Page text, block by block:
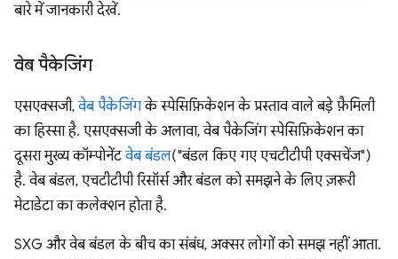
बारे में जानकारी देखें.
वेब पैकेजिंग
एसएक्सजी,वेब पैकेजिंगके स्पेसिफ़िकेशन के प्रस्ताव वाले बड़े फ़ैमिली
का हिस्सा है. एसएक्सजी के अलावा, वेब पैकेजिंग स्पेसिफ़िकेशन का
दूसरा मुख्य कॉम्पोनेंटवेब बंडल("बंडल किए गए एचटीटीपी एक्सचेंज")
है. वेब बंडल, एचटीटीपी रिसॉर्स और बंडल को समझने के लिए ज़रूरी
मेटाडेटा का कलेक्शन होता है.
SXG और वेब बंडल के बीच का संबंध, अक्सर लोगों को समझ नहीं आता.